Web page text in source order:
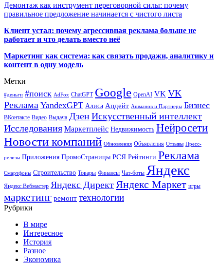
Демонтаж как инструмент переговорной силы: почему
правильное предложение начинается с чистого листа
Клиент устал: почему агрессивная реклама больше не
работает и что делать вместо неё
Маркетинг как система: как связать продажи, аналитику и
контент в одну модель
Метки
#деньги #поиск AdFox ChatGPT Google OpenAI VK VK
Реклама YandexGPT Алиса Апдейт Ашманов и Партнеры Бизнес
ВКонтакте Видео Выдача ДзенИскусственный интеллект
Исследования Маркетплейс Недвижимость Нейросети
Новости компаний Обновления Объявления Отзывы Пресс-
релизы Приложения ПромоСтраницы РСЯ Рейтинги Реклама
Смартфоны Строительство Товары Финансы Чат-боты Яндекс
Яндекс.Вебмастер Яндекс Директ Яндекс Маркет игры
маркетинг ремонт технологии
Рубрики
В мире
Интересное
История
Разное
Экономика